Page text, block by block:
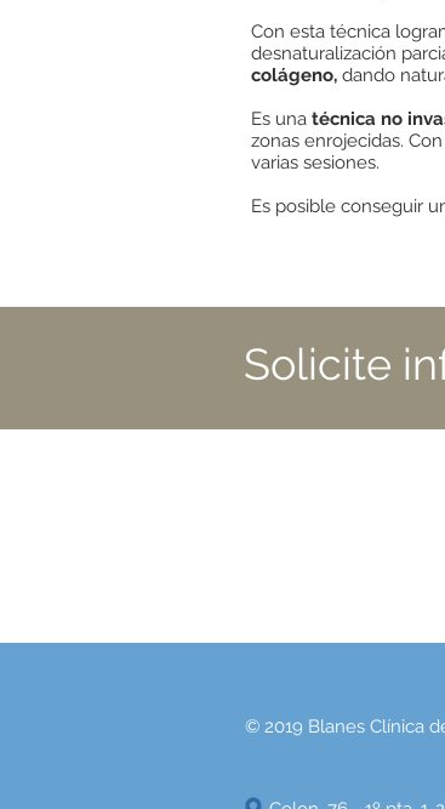
Con esta técnica
desnaturalización
colágeno, dando
Es una técnica no
zonas enrojecidas.
varias sesiones.
Es posible conseguir
Solicite
© 2019 Blanes Clínica